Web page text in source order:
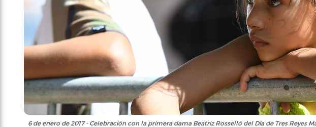
6 de enero de 2017 - Celebración con la primera dama Beatriz Rosselló del Día de Tres Reyes